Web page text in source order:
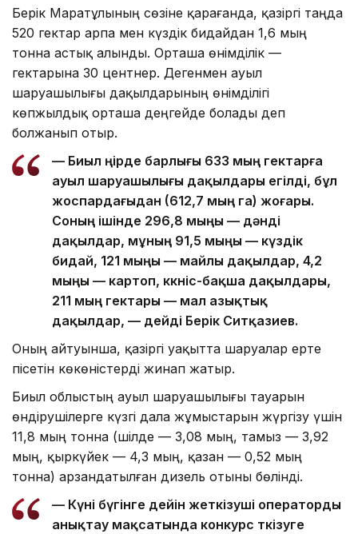
Берік Маратұлының сөзіне қарағанда, қазіргі таңда
520 гектар арпа мен күздік бидайдан 1,6 мың
тонна астық алынды. Орташа өнімділік —
гектарына 30 центнер. Дегенмен ауыл
шаруашылығы дақылдарының өнімділігі
көпжылдық орташа деңгейде болады деп
болжанып отыр.
— Биыл өңірде барлығы 633 мың гектарға
ауыл шаруашылығы дақылдары егілді, бұл
жоспардағыдан (612,7 мың га) жоғары.
Соның ішінде 296,8 мыңы — дәнді
дақылдар, мұның 91,5 мыңы — күздік
бидай, 121 мыңы — майлы дақылдар, 4,2
мыңы — картоп, көкөніс-бақша дақылдары,
211 мың гектары — мал азықтық
дақылдар, — дейді Берік Ситқазиев.
Оның айтуынша, қазіргі уақытта шаруалар ерте
пісетін көкөністерді жинап жатыр.
Биыл облыстың ауыл шаруашылығы тауарын
өндірушілерге күзгі дала жұмыстарын жүргізу үшін
11,8 мың тонна (шілде — 3,08 мың, тамыз — 3,92
мың, қыркүйек — 4,3 мың, қазан — 0,52 мың
тонна) арзандатылған дизель отыны бөлінді.
— Күні бүгінге дейін жеткізуші операторды
анықтау мақсатында конкурс өткізуге